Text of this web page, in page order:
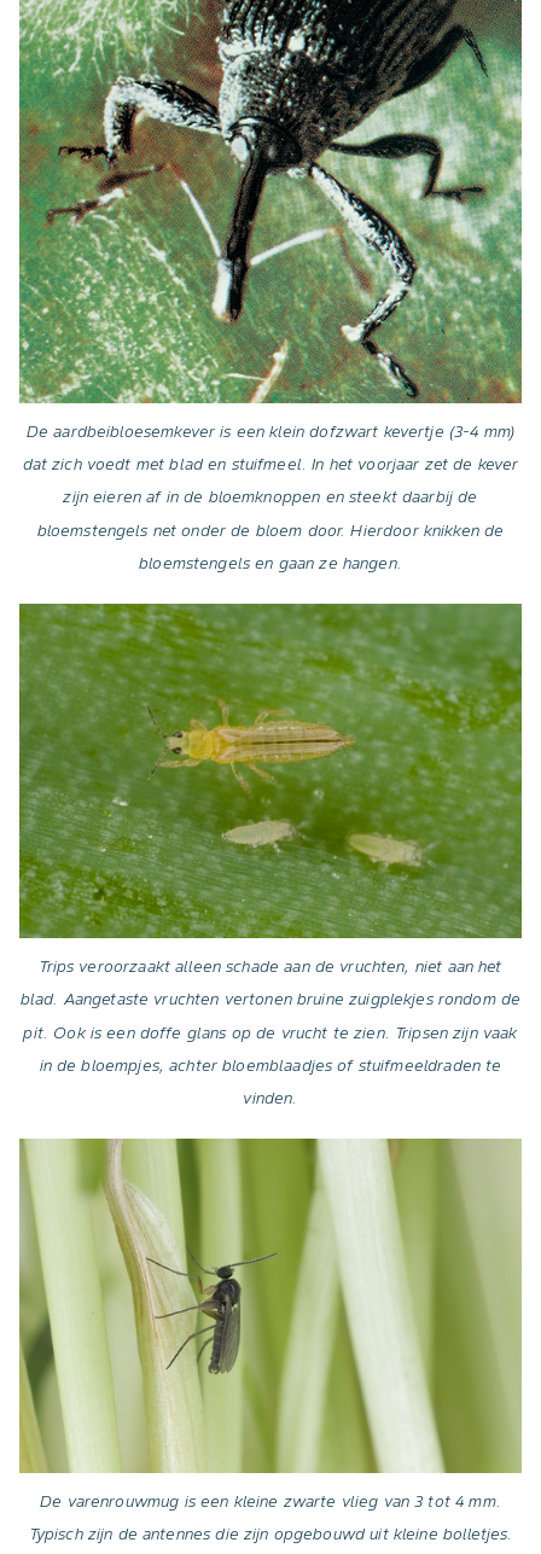
De aardbeibloesemkever is een klein dofzwart kevertje (3-4 mm)
dat zich voedt met blad en stuifmeel. In het voorjaar zet de kever
zijn eieren af in de bloemknoppen en steekt daarbij de
bloemstengels net onder de bloem door. Hierdoor knikken de
bloemstengels en gaan ze hangen.
Trips veroorzaakt alleen schade aan de vruchten, niet aan het
blad. Aangetaste vruchten vertonen bruine zuigplekjes rondom de
pit. Ook is een doffe glans op de vrucht te zien. Tripsen zijn vaak
in de bloempjes, achter bloemblaadjes of stuifmeeldraden te
vinden.
De varenrouwmug is een kleine zwarte vlieg van 3 tot 4 mm.
Typisch zijn de antennes die zijn opgebouwd uit kleine bolletjes.